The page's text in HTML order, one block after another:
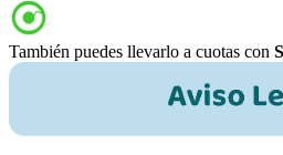
También puedes llevarlo a cuotas con